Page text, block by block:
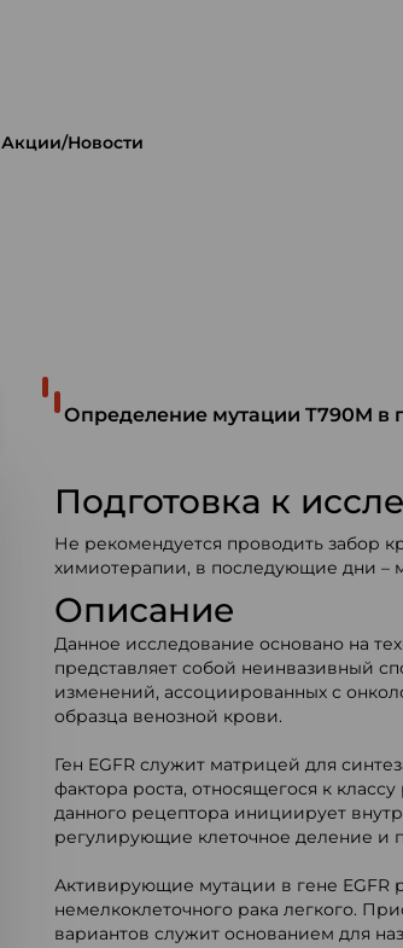
Акции/Новости
Определение мутации T790M в
Подготовка к
Не рекомендуется проводить забор
химиотерапии, в последующие дни –
Описание
Данное исследование основано на
представляет собой неинвазивный
изменений, ассоциированных с
образца венозной крови.
Ген EGFR служит матрицей для
фактора роста, относящегося к
данного рецептора инициирует
регулирующие клеточное деление и
Активирующие мутации в гене EGFR
немелкоклеточного рака легкого.
вариантов служит основанием для